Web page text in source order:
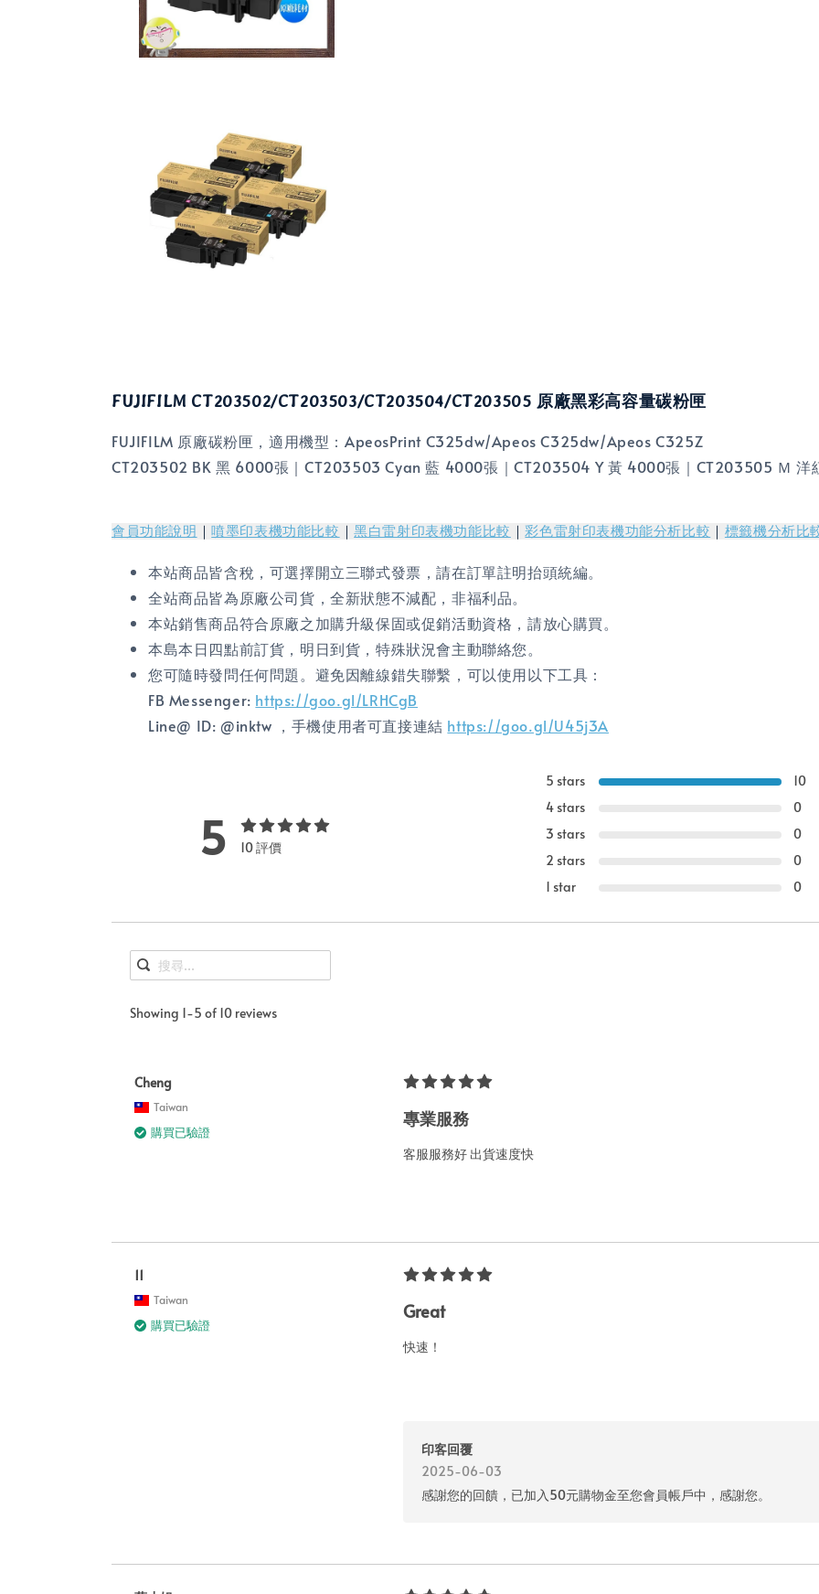
FUJIFILM CT203502/CT203503/CT203504/CT203505 原廠黑彩高容量碳粉匣
FUJIFILM 原廠碳粉匣，適用機型：ApeosPrint C325dw/Apeos C325dw/Apeos C325Z
CT203502 BK 黑 6000張｜CT203503 Cyan 藍 4000張｜CT203504 Y 黃 4000張｜CT203505 Ｍ 洋
會員功能說明 ｜噴墨印表機功能比較 ｜黑白雷射印表機功能比較 ｜彩色雷射印表機功能分析比較 ｜ 標籤機分析比
本站商品皆含稅，可選擇開立三聯式發票，請在訂單註明抬頭統編。
全站商品皆為原廠公司貨，全新狀態不減配，非福利品。
本站銷售商品符合原廠之加購升級保固或促銷活動資格，請放心購買。
本島本日四點前訂貨，明日到貨，特殊狀況會主動聯絡您。
您可隨時發問任何問題。避免因離線錯失聯繫，可以使用以下工具：
FB Messenger: https://goo.gl/LRHCgB
Line@ ID: @inktw ，手機使用者可直接連結 https://goo.gl/U45j3A
5 10 評價
5 stars
10
4 stars
0
3 stars
0
2 stars
0
1 star
0
Showing 1-5 of 10 reviews
Cheng
Taiwan
購買已驗證
專業服務
客服服務好 出貨速度快
11
Taiwan
購買已驗證
Great
快速！
印客回覆
2025-06-03
感謝您的回饋，已加入50元購物金至您會員帳戶中，感謝您。